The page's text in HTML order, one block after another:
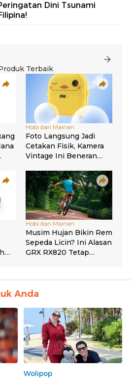
Dini Tsunami
Anda
Wolipop